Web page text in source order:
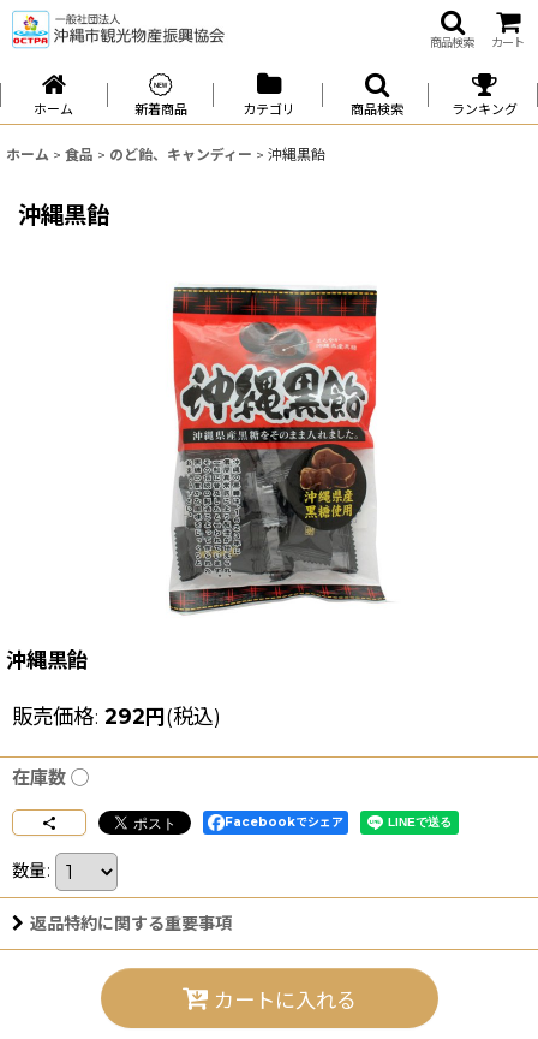
商品検索 カート
ホーム 新着商品 カテゴリ 商品検索 ランキング
ホーム > 食品 > のど飴、キャンディー > 沖縄黒飴
沖縄黒飴
沖縄黒飴
販売価格: 292円(税込)
在庫数 ◯
Facebookでシェア
数量:
返品特約に関する重要事項
カートに入れる